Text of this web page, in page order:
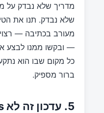
מדריך שלא נבדק על
שלא נבדק. תנו את
מעורב בכתיבה —
— ובקשו ממנו לבצע
כל מקום שבו הוא
ברור מספיק.
5. עדכון זה לא bonus — זה חובה